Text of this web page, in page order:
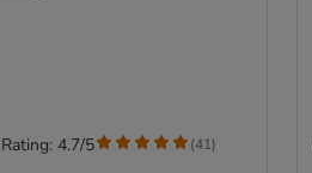
Rating: 4.7/5 (41)